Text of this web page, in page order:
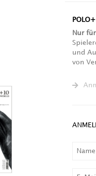
Nur
und
von